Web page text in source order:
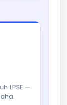
LPSE —